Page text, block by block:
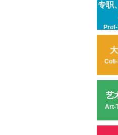
专职
艺
Art-